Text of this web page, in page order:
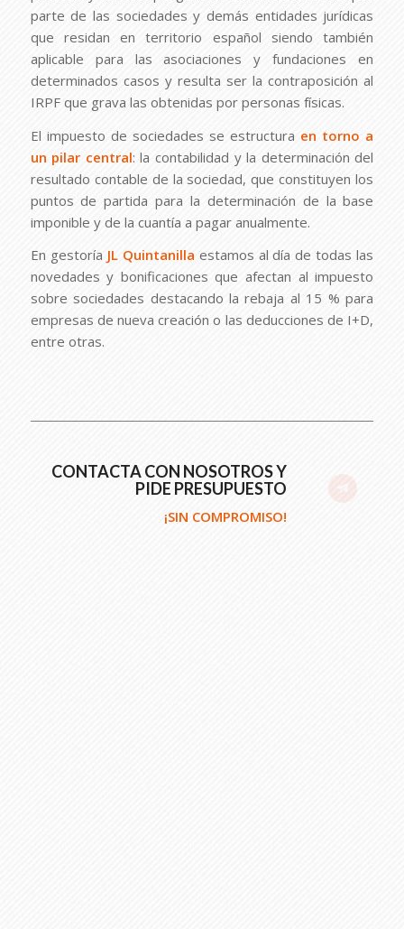
parte de las sociedades y demás entidades jurídicas
que residan en territorio español siendo también
aplicable para las asociaciones y fundaciones en
determinados casos y resulta ser la contraposición al
IRPF que grava las obtenidas por personas físicas.
El impuesto de sociedades se estructura en torno a
un pilar central: la contabilidad y la determinación del
resultado contable de la sociedad, que constituyen los
puntos de partida para la determinación de la base
imponible y de la cuantía a pagar anualmente.
En gestoría JL Quintanilla estamos al día de todas las
novedades y bonificaciones que afectan al impuesto
sobre sociedades destacando la rebaja al 15 % para
empresas de nueva creación o las deducciones de I+D,
entre otras.
CONTACTA CON NOSOTROS Y
PIDE PRESUPUESTO
¡SIN COMPROMISO!